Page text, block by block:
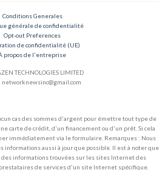
Conditions Generales
générale de confidentialité
Opt-out Preferences
de confidentialité (UE)
propos de l'entreprise
TECHNOLOGIES LIMITED
networknewsinc@gmail.com
cas des sommes d'argent pour émettre tout type de
carte de crédit, d'un financement ou d'un prêt. Si cela
immédiatement via le formulaire. Remarques : Nous
informations aussi à jour que possible. Il est à noter que
informations trouvées sur les sites Internet des
de services d'un site Internet spécifique.